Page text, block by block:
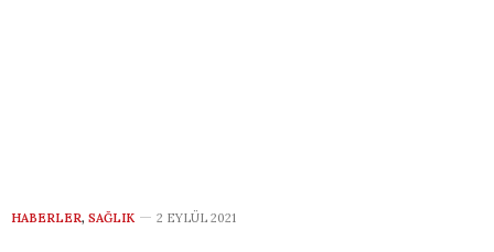
HABERLER, SAĞLIK 2 EYLÜL 2021